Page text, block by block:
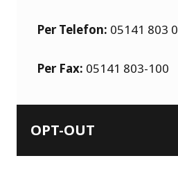
Per Telefon: 05141 803 0
Per Fax: 05141 803-100
OPT-OUT